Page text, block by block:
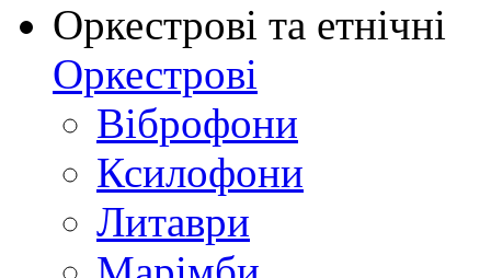
Оркестрові та етнічні
Оркестрові
Віброфони
Ксилофони
Литаври